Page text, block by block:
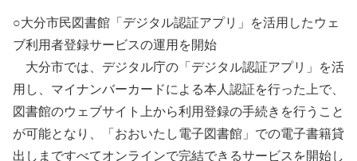
○大分市民図書館「デジタル認証アプリ」を活用したウェ
ブ利用者登録サービスの運用を開始
大分市では、デジタル庁の「デジタル認証アプリ」を活
用し、マイナンバーカードによる本人認証を行った上で、
図書館のウェブサイト上から利用登録の手続きを行うこと
が可能となり、「おおいたし電子図書館」での電子書籍貸
出しまですべてオンラインで完結できるサービスを開始し